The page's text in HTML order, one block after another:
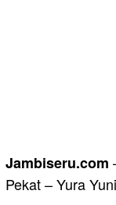
Jambiseru.com
Pekat – Yura